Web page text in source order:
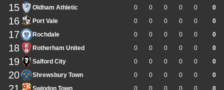
15 Oldham Athletic 0 0 0 0 0 0
16 Port Vale 0 0 0 0 0 0
17 Rochdale 0 0 0 0 0 0
18 Rotherham United 0 0 0 0 0 0
19 Salford City 0 0 0 0 0 0
20 Shrewsbury Town 0 0 0 0 0 0
Swindon Town 0 0 0 0 0 0